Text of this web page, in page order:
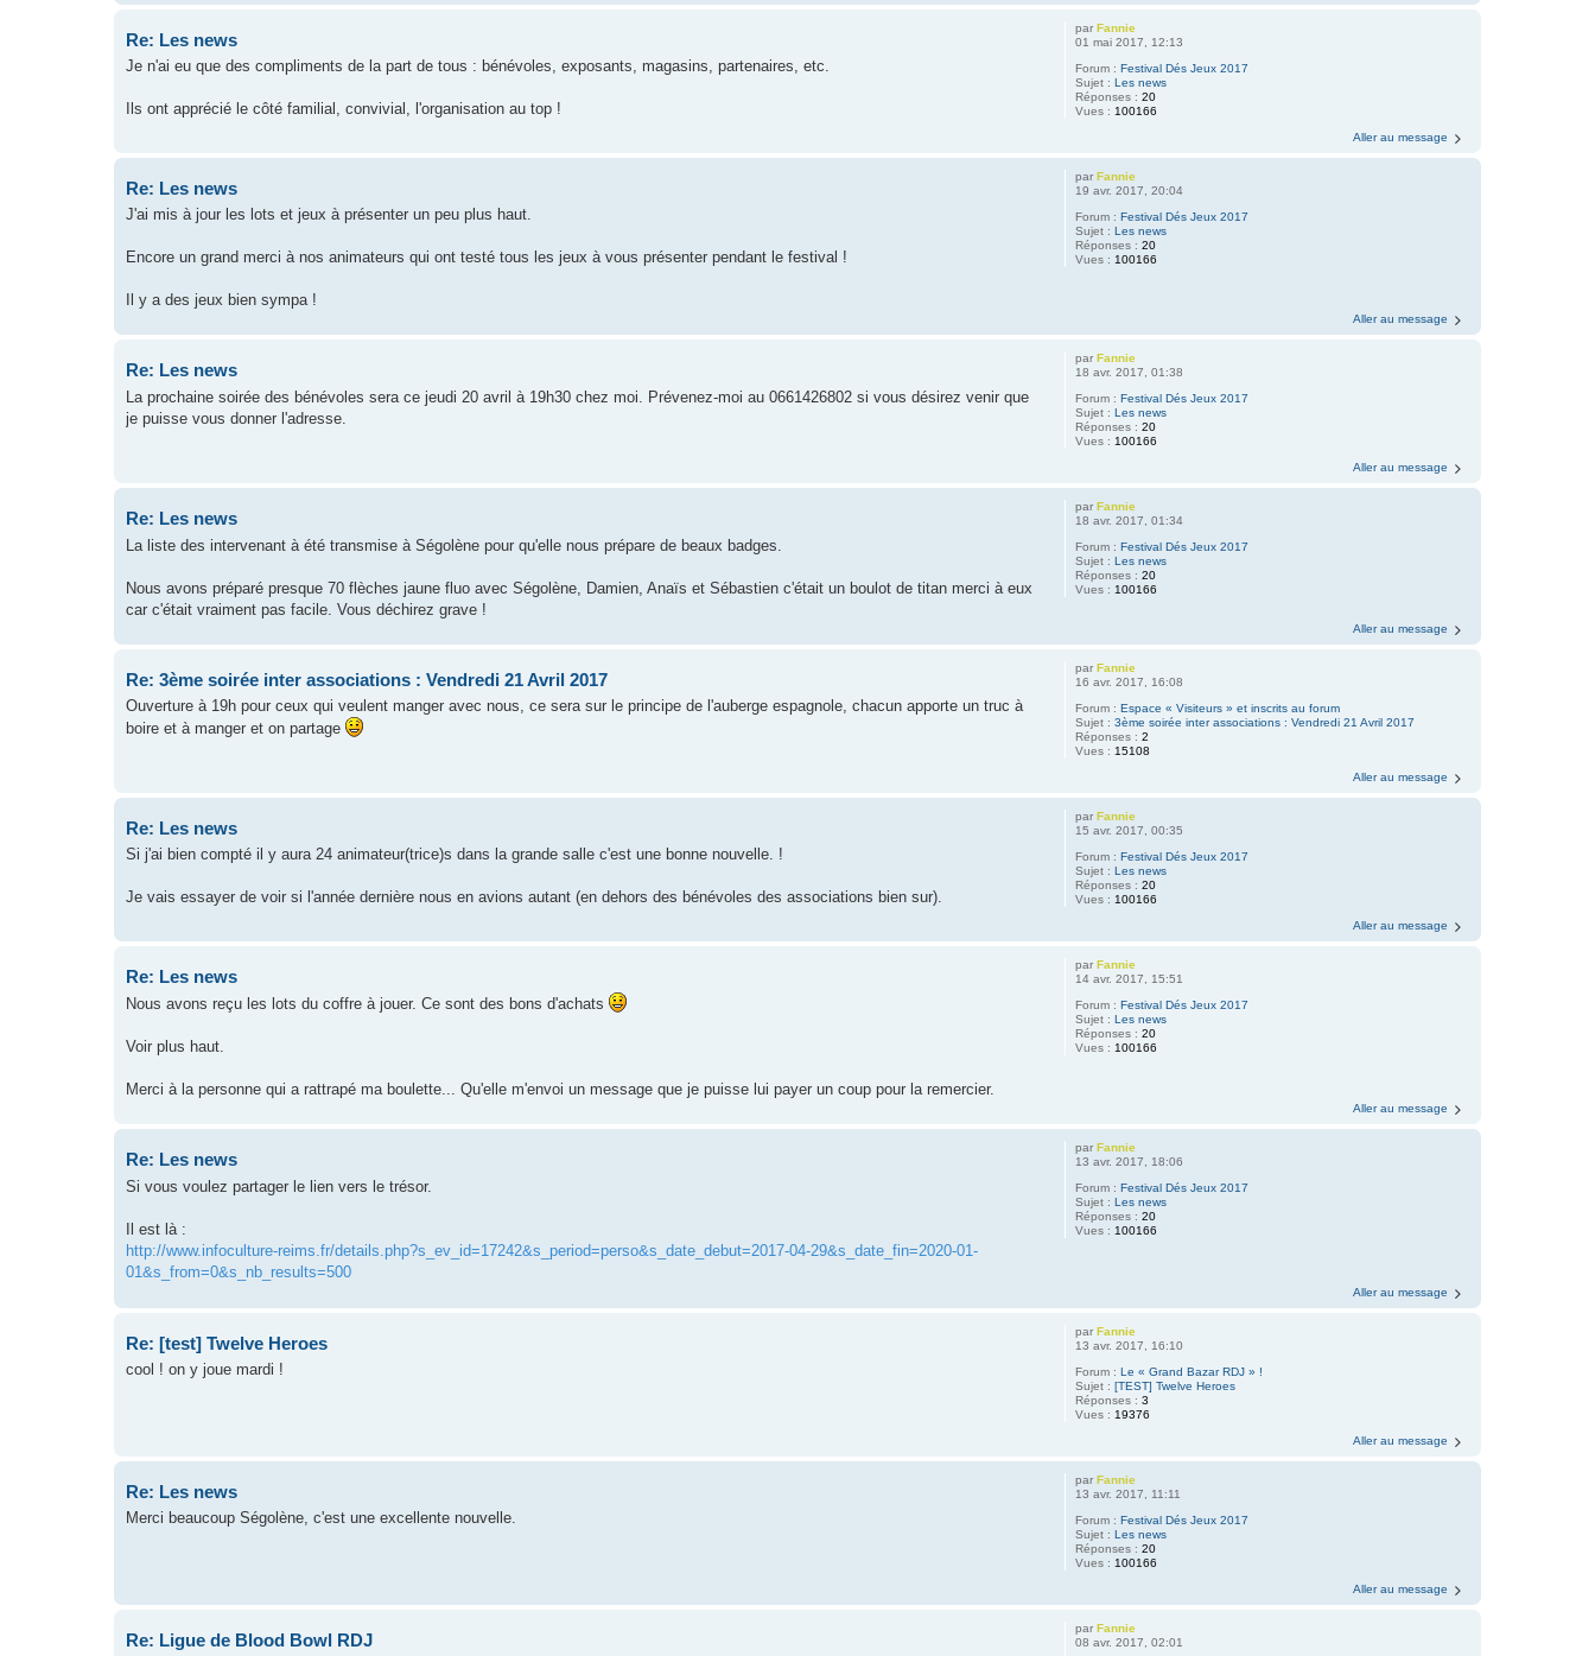
parFannie
01 mai 2017, 12:13
Forum :Festival Dés Jeux 2017
Sujet :Les news
Réponses :20
Vues : 100166
Re: Les news
Je n'ai eu que des compliments de la part de tous : bénévoles, exposants, magasins, partenaires, etc.
Ils ont apprécié le côté familial, convivial, l'organisation au top !
Aller au message
parFannie
19 avr. 2017, 20:04
Forum :Festival Dés Jeux 2017
Sujet :Les news
Réponses :20
Vues : 100166
Re: Les news
J'ai mis à jour les lots et jeux à présenter un peu plus haut.
Encore un grand merci à nos animateurs qui ont testé tous les jeux à vous présenter pendant le festival !
Il y a des jeux bien sympa !
Aller au message
parFannie
18 avr. 2017, 01:38
Forum :Festival Dés Jeux 2017
Sujet :Les news
Réponses :20
Vues : 100166
Re: Les news
La prochaine soirée des bénévoles sera ce jeudi 20 avril à 19h30 chez moi. Prévenez-moi au 0661426802 si vous désirez venir que
je puisse vous donner l'adresse.
Aller au message
parFannie
18 avr. 2017, 01:34
Forum :Festival Dés Jeux 2017
Sujet :Les news
Réponses :20
Vues : 100166
Re: Les news
La liste des intervenant à été transmise à Ségolène pour qu'elle nous prépare de beaux badges.
Nous avons préparé presque 70 flèches jaune fluo avec Ségolène, Damien, Anaïs et Sébastien c'était un boulot de titan merci à eux
car c'était vraiment pas facile. Vous déchirez grave !
Aller au message
parFannie
16 avr. 2017, 16:08
Forum :Espace « Visiteurs » et inscrits au forum
Sujet :3ème soirée inter associations : Vendredi 21 Avril 2017
Réponses :2
Vues : 15108
Re: 3ème soirée inter associations : Vendredi 21 Avril 2017
Ouverture à 19h pour ceux qui veulent manger avec nous, ce sera sur le principe de l'auberge espagnole, chacun apporte un truc à
boire et à manger et on partage
Aller au message
parFannie
15 avr. 2017, 00:35
Forum :Festival Dés Jeux 2017
Sujet :Les news
Réponses :20
Vues : 100166
Re: Les news
Si j'ai bien compté il y aura 24 animateur(trice)s dans la grande salle c'est une bonne nouvelle. !
Je vais essayer de voir si l'année dernière nous en avions autant (en dehors des bénévoles des associations bien sur).
Aller au message
parFannie
14 avr. 2017, 15:51
Forum :Festival Dés Jeux 2017
Sujet :Les news
Réponses :20
Vues : 100166
Re: Les news
Nous avons reçu les lots du coffre à jouer. Ce sont des bons d'achats
Voir plus haut.
Merci à la personne qui a rattrapé ma boulette... Qu'elle m'envoi un message que je puisse lui payer un coup pour la remercier.
Aller au message
parFannie
13 avr. 2017, 18:06
Forum :Festival Dés Jeux 2017
Sujet :Les news
Réponses :20
Vues : 100166
Re: Les news
Si vous voulez partager le lien vers le trésor.
Il est là :
http://www.infoculture-reims.fr/details.php?s_ev_id=17242&s_period=perso&s_date_debut=2017-04-29&s_date_fin=2020-01-
01&s_from=0&s_nb_results=500
Aller au message
parFannie
13 avr. 2017, 16:10
Forum :Le « Grand Bazar RDJ » !
Sujet :[TEST] Twelve Heroes
Réponses :3
Vues : 19376
Re: [test] Twelve Heroes
cool ! on y joue mardi !
Aller au message
parFannie
13 avr. 2017, 11:11
Forum :Festival Dés Jeux 2017
Sujet :Les news
Réponses :20
Vues : 100166
Re: Les news
Merci beaucoup Ségolène, c'est une excellente nouvelle.
Aller au message
parFannie
08 avr. 2017, 02:01
Re: Ligue de Blood Bowl RDJ